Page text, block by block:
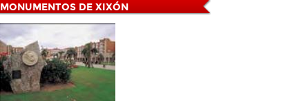
MONUMENTOS DE XIXÓN